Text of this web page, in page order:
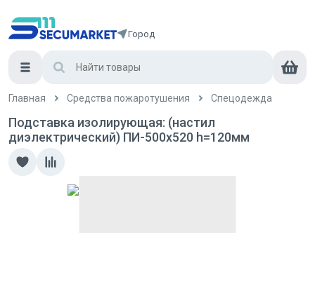
Город
Главная Средства пожаротушения Спецодежда
Подставка изолирующая: (настил
диэлектрический) ПИ-500х520 h=120мм